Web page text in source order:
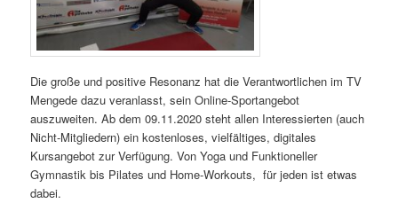
Die große und positive Resonanz hat die Verantwortlichen im TV
Mengede dazu veranlasst, sein Online-Sportangebot
auszuweiten. Ab dem 09.11.2020 steht allen Interessierten (auch
Nicht-Mitgliedern) ein kostenloses, vielfältiges, digitales
Kursangebot zur Verfügung. Von Yoga und Funktioneller
Gymnastik bis Pilates und Home-Workouts, für jeden ist etwas
dabei.